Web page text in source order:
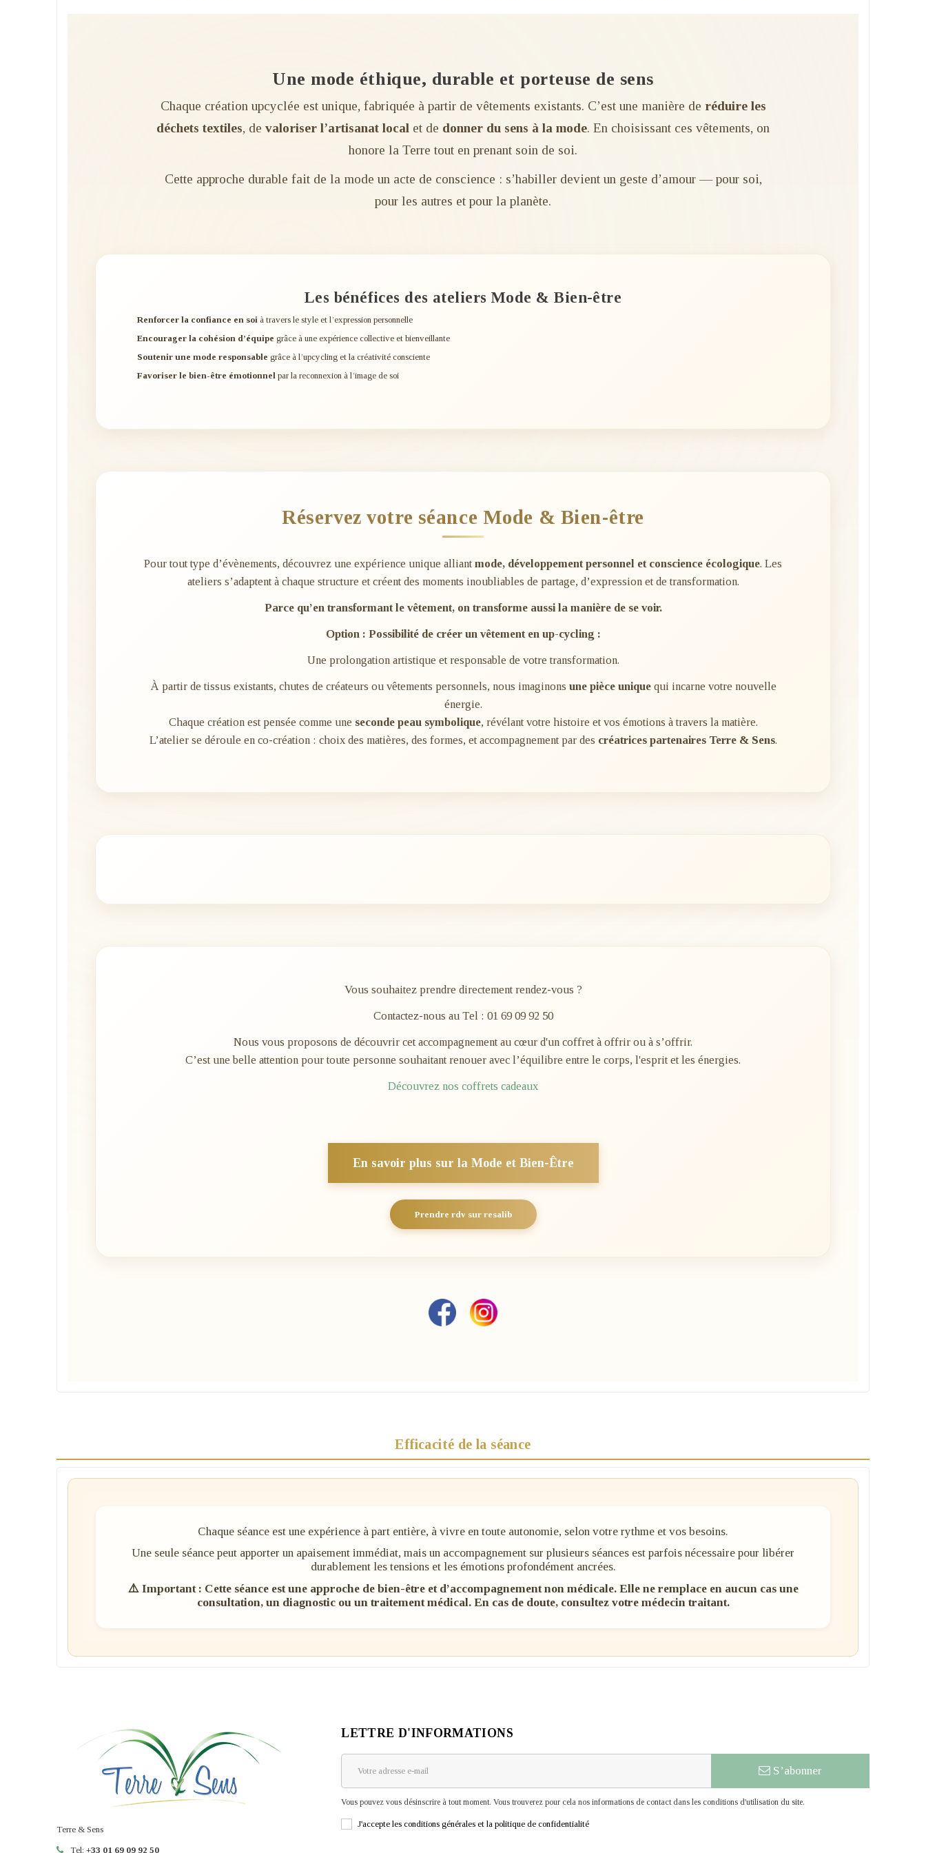
Une mode éthique, durable et porteuse de sens
Chaque création upcyclée est unique, fabriquée à partir de vêtements existants. C’est une manière de réduire les
déchets textiles, de valoriser l’artisanat local et de donner du sens à la mode. En choisissant ces vêtements, on
honore la Terre tout en prenant soin de soi.
Cette approche durable fait de la mode un acte de conscience : s’habiller devient un geste d’amour — pour soi,
pour les autres et pour la planète.
Les bénéfices des ateliers Mode & Bien-être
Renforcer la confiance en soi à travers le style et l’expression personnelle
Encourager la cohésion d’équipe grâce à une expérience collective et bienveillante
Soutenir une mode responsable grâce à l’upcycling et la créativité consciente
Favoriser le bien-être émotionnel par la reconnexion à l’image de soi
Réservez votre séance Mode & Bien-être
Pour tout type d’évènements, découvrez une expérience unique alliant mode, développement personnel et conscience écologique. Les
ateliers s’adaptent à chaque structure et créent des moments inoubliables de partage, d’expression et de transformation.
Parce qu’en transformant le vêtement, on transforme aussi la manière de se voir.
Option : Possibilité de créer un vêtement en up-cycling :
Une prolongation artistique et responsable de votre transformation.
À partir de tissus existants, chutes de créateurs ou vêtements personnels, nous imaginons une pièce uniquequi incarne votre nouvelle
énergie.
Chaque création est pensée comme une seconde peau symbolique, révélant votre histoire et vos émotions à travers la matière.
L’atelier se déroule en co-création : choix des matières, des formes, et accompagnement par des créatrices partenaires Terre & Sens.
Vous souhaitez prendre directement rendez-vous ?
Contactez-nous au Tel : 01 69 09 92 50
Nous vous proposons de découvrir cet accompagnement au cœur d'un coffret à offrir ou à s’offrir.
C’est une belle attention pour toute personne souhaitant renouer avec l’équilibre entre le corps, l'esprit et les énergies.
Découvrez nos coffrets cadeaux
En savoir plus sur la Mode et Bien-Être
Prendre rdv sur resalib
Efficacité de la séance
Chaque séance est une expérience à part entière, à vivre en toute autonomie, selon votre rythme et vos besoins.
Une seule séance peut apporter un apaisement immédiat, mais un accompagnement sur plusieurs séances est parfois nécessaire pour libérer
durablement les tensions et les émotions profondément ancrées.
⚠️ Important : Cette séance est une approche de bien-être et d’accompagnement non médicale. Elle ne remplace en aucun cas une
consultation, un diagnostic ou un traitement médical. En cas de doute, consultez votre médecin traitant.
Terre & Sens
Tel: +33 01 69 09 92 50
LETTRE D'INFORMATIONS
S’abonner
Vous pouvez vous désinscrire à tout moment. Vous trouverez pour cela nos informations de contact dans les conditions d'utilisation du site.
J'accepte les conditions générales et la politique de confidentialité